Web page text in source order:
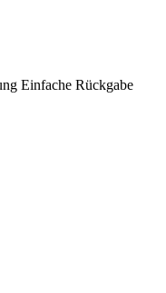
Einfache Rückgabe